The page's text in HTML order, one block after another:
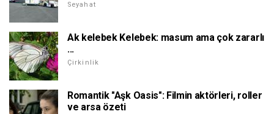
Seyahat
Ak kelebek Kelebek: masum ama çok zararlı
...
Çirkinlik
Romantik "Aşk Oasis": Filmin aktörleri, roller
ve arsa özeti